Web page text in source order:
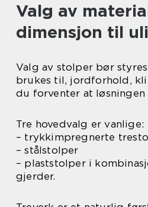
Valg av
dimensjon til
Valg av stolper bør
brukes til, jordforhold,
du forventer at løsningen
Tre hovedvalg er vanlige:
– trykkimpregnerte
– stålstolper
– plaststolper i
gjerder.